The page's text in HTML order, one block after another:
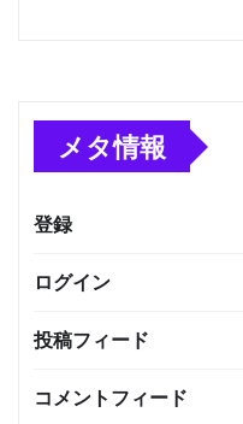
メタ情報
登録
ログイン
投稿フィード
コメントフィード